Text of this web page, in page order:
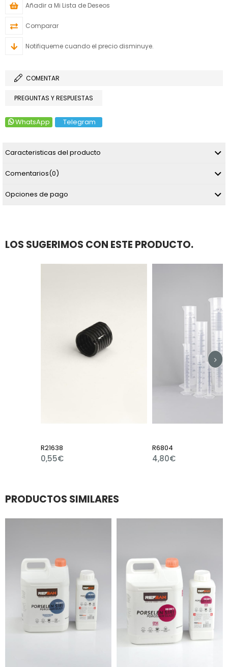
Añadir a Mi Lista de Deseos
Comparar
Notifiqueme cuando el precio disminuye.
COMENTAR
PREGUNTAS Y RESPUESTAS
WhatsApp Telegram
Caracteristicas del producto
Comentarios(0)
Opciones de pago
LOS SUGERIMOS CON ESTE PRODUCTO.
R21638
0,55€ 4,80€
PRODUCTOS SIMILARES